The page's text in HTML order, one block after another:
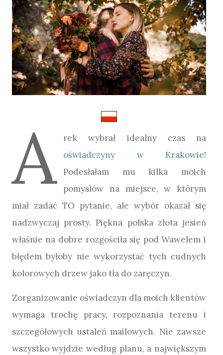
A
rek wybrał idealny czas na
oświadczyny w Krakowie!
Podesłałam mu kilka moich
pomysłów na miejsce, w którym
miał zadać TO pytanie, ale wybór okazał się
nadzwyczaj prosty. Piękna polska złota jesień
właśnie na dobre rozgościła się pod Wawelem i
błędem byłoby nie wykorzystać tych cudnych
kolorowych drzew jako tła do zaręczyn.
Zorganizowanie oświadczyn dla moich klientów
wymaga trochę pracy, rozpoznania terenu i
szczegółowych ustaleń mailowych. Nie zawsze
wszystko wyjdzie według planu, a największym